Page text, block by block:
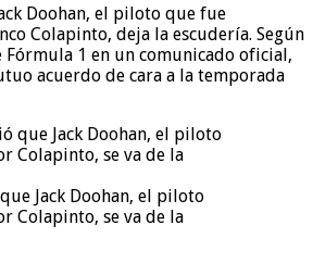
Doohan, el piloto que fue
Colapinto, deja la escudería. Según
1 en un comunicado oficial,
acuerdo de cara a la temporada
Jack Doohan, el piloto
Colapinto, se va de la